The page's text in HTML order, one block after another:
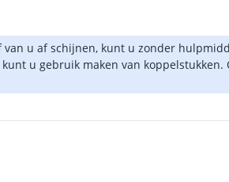
u af schijnen, kunt u zonder
u gebruik maken van